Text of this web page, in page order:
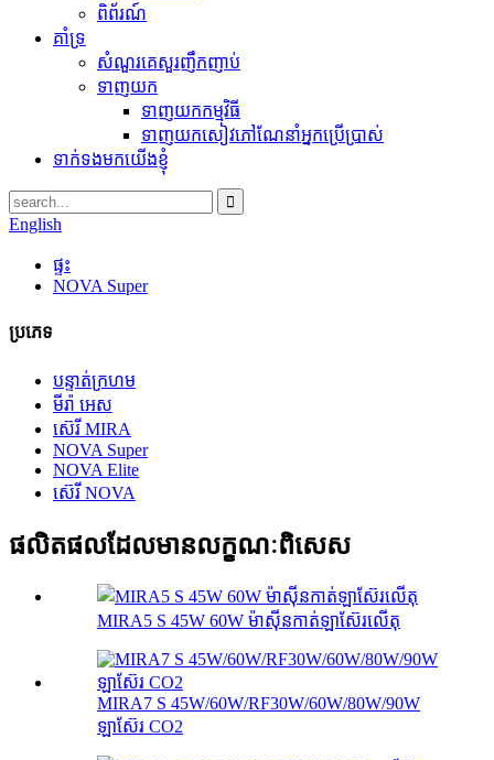
ពិព័រណ៍
គាំទ្រ
សំណួរគេសួរញឹកញាប់
ទាញយក
ទាញយកកម្មវិធី
ទាញយកសៀវភៅណែនាំអ្នកប្រើប្រាស់
ទាក់ទងមកយើងខ្ញុំ
English
ផ្ទះ
NOVA Super
ប្រភេទ
បន្ទាត់ក្រហម
មីរ៉ា អេស
ស៊េរី MIRA
NOVA Super
NOVA Elite
ស៊េរី NOVA
ផលិតផលដែលមានលក្ខណៈពិសេស
MIRA5 S 45W 60W ម៉ាស៊ីនកាត់ឡាស៊ែរលើតុ
MIRA7 S 45W/60W/RF30W/60W/80W/90W
ឡាស៊ែរ CO2